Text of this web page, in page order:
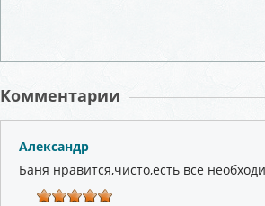
Комментарии
Александр
Баня нравится,чисто,есть все